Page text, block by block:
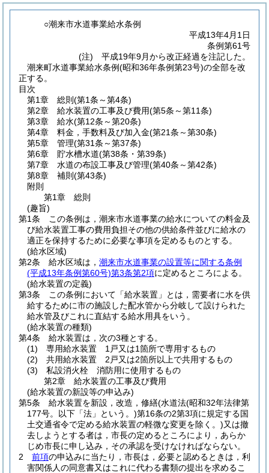
○潮来市水道事業給水条例
平成13年4月1日
条例第61号
(注) 平成19年9月から改正経過を注記した。
潮来町水道事業給水条例(昭和36年条例第23号)の全部を改
正する。
目次
第1章
総則 (第1条～第4条)
第2章
給水装置の工事及び費用(第5条～第11条)
第3章
給水(第12条～第20条)
第4章
料金，手数料及び加入金(第21条～第30条)
第5章
管理(第31条～第37条)
第6章
貯水槽水道(第38条・第39条)
第7章
水道の布設工事及び管理(第40条～第42条)
第8章
補則 (第43条)
附則
第1章
総則
(趣旨)
第1条
この条例は，潮来市水道事業の給水についての料金及
び給水装置工事の費用負担その他の供給条件並びに給水の
適正を保持するために必要な事項を定めるものとする。
(給水区域)
第2条
給水区域は， 潮来市水道事業の設置等に関する条例
(平成13年条例第60号)第3条第2項に定めるところによる。
(給水装置の定義)
第3条
この条例において「給水装置」とは，需要者に水を供
給するために市の施設した配水管から分岐して設けられた
給水管及びこれに直結する給水用具をいう。
(給水装置の種類)
第4条
給水装置は，次の3種とする。
(1)
専用給水装置 1戸又は1箇所で専用するもの
(2)
共用給水装置 2戸又は2箇所以上で共用するもの
(3)
私設消火栓 消防用に使用するもの
第2章
給水装置の工事及び費用
(給水装置の新設等の申込み)
第5条
給水装置を新設，改造，修繕(水道法(昭和32年法律第
177号。以下「法」という。)第16条の2第3項に規定する国
土交通省令で定める給水装置の軽微な変更を除く。)又は撤
去しようとする者は，市長の定めるところにより，あらか
じめ市長に申し込み，その承認を受けなければならない。
2
前項の申込みに当たり，市長は，必要と認めるときは，利
害関係人の同意書又はこれに代わる書類の提出を求めるこ